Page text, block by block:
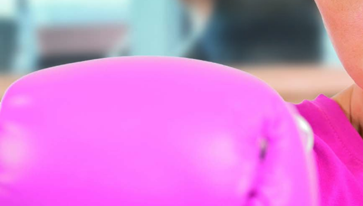
Beweegprogramma tijdens kanker
Voldoende bewegen tijdens en na een behandeling bij kanker kan bijdragen
behoud of verbeteren van uw conditie, spierkracht en dagelijks functioneren.
kan bewegen helpen om vermoeidheid te verminderen en u meer vertrouwen te
Het programma wordt begeleid door een fysiotherapeut, Moniek Markering.
heeft hiervoor de scholing oncorevalidatie aan de Hogeschool Leiden gevolgd.
Daarnaast is zij geregistreerd bij het Onconet, waarvoor zij de bijscholing van